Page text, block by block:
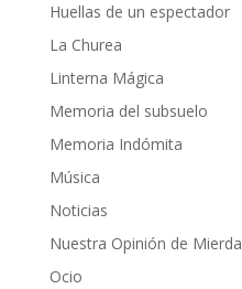
Huellas de un espectador
La Churea
Linterna Mágica
Memoria del subsuelo
Memoria Indómita
Música
Noticias
Nuestra Opinión de Mierda
Ocio